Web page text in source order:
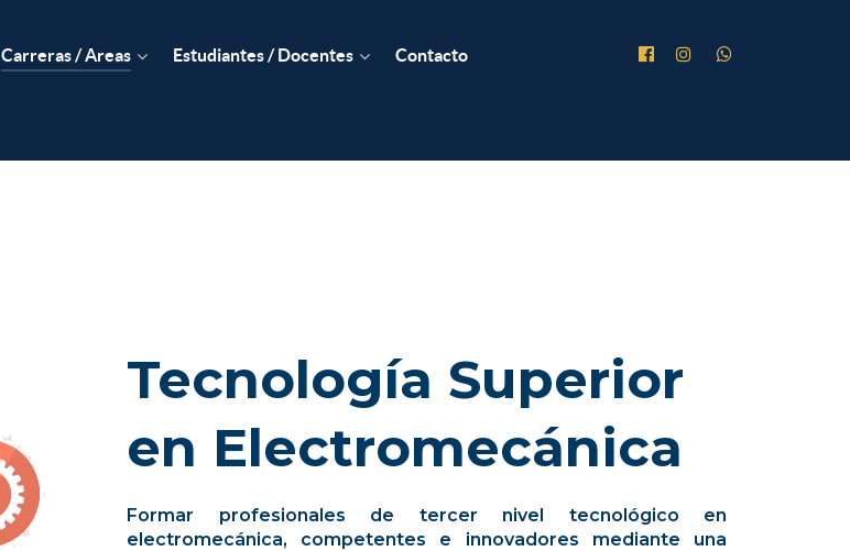
Carreras / Areas Estudiantes / Docentes Contacto
Tecnología Superior
en Electromecánica
Formar profesionales de tercer nivel tecnológico en
electromecánica, competentes e innovadores mediante una